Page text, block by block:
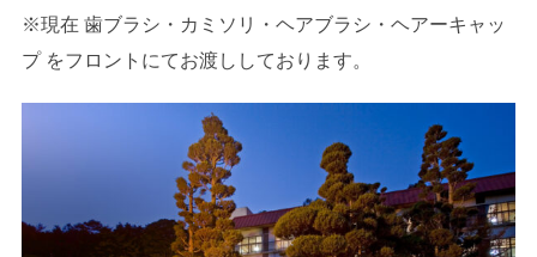
※現在 歯ブラシ・カミソリ・ヘアブラシ・ヘアーキャッ
プ をフロントにてお渡ししております。